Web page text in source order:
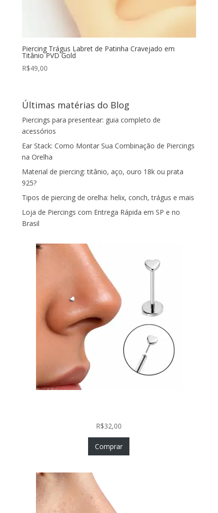
Piercing Trágus Labret de Patinha Cravejado em
Titânio PVD Gold
R$49,00
Últimas matérias do Blog
Piercings para presentear: guia completo de
acessórios
Ear Stack: Como Montar Sua Combinação de Piercings
na Orelha
Material de piercing: titânio, aço, ouro 18k ou prata
925?
Tipos de piercing de orelha: helix, conch, trágus e mais
Loja de Piercings com Entrega Rápida em SP e no
Brasil
R$32,00
Comprar